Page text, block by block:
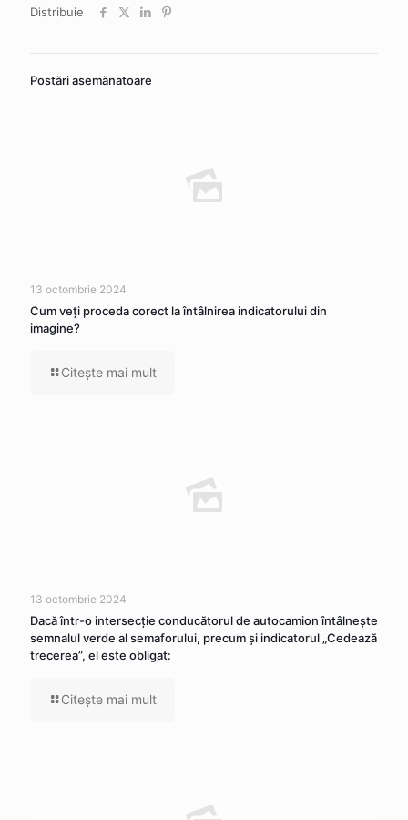
Distribuie
Postări asemănatoare
13 octombrie 2024
Cum veţi proceda corect la întâlnirea indicatorului din
imagine?
Citeşte mai mult
13 octombrie 2024
Dacă într-o intersecţie conducătorul de autocamion întâlneşte
semnalul verde al semaforului, precum şi indicatorul „Cedează
trecerea”, el este obligat:
Citeşte mai mult